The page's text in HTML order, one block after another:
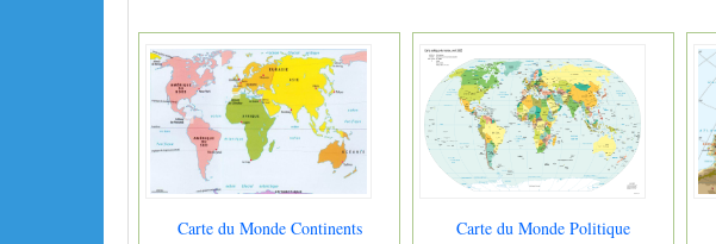
Carte du Monde Continents Carte du Monde Politique